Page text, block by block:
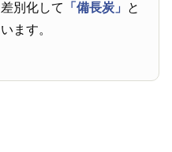
別化して 「備長炭」 と
ます。